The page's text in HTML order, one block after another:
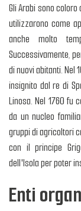
Gli Arabi sono
utilizzarono come
anche molto
Successivamente,
di nuovi abitanti. Nel
insignito dal re di
Linosa. Nel 1760 fu
da un nucleo
gruppi di agricoltori
con il principe
dell'Isola per poter
Enti